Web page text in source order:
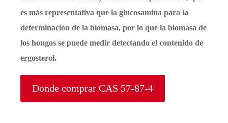
es más representativa que la glucosamina para la
determinación de la biomasa, por lo que la biomasa de
los hongos se puede medir detectando el contenido de
ergosterol.
Donde comprar CAS 57-87-4